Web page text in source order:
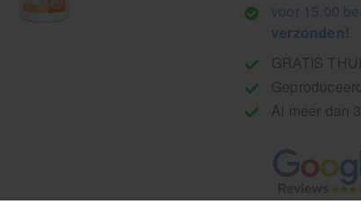
voor 15.00
verzonden!
GRATIS
Al meer dan